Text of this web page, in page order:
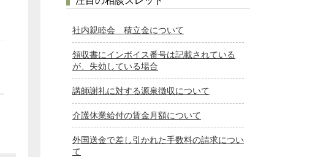
社内親睦会 積立金について
領収書にインボイス番号は記載されている
が、失効している場合
講師謝礼に対する源泉徴収について
介護休業給付の賃金月額について
外国送金で差し引かれた手数料の請求につい
て